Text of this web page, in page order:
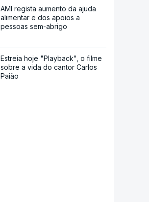
AMI regista aumento da ajuda
alimentar e dos apoios a
pessoas sem-abrigo
Estreia hoje "Playback", o filme
sobre a vida do cantor Carlos
Paião